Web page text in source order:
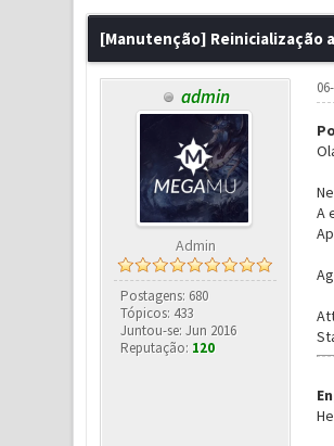
[Manutenção] Reinicialização
admin
Admin
Postagens: 680
Tópicos: 433
Juntou-se: Jun 2016
Reputação: 120
A